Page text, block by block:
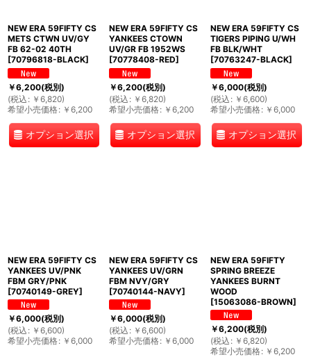
NEW ERA 59FIFTY CS
METS CTWN UV/GY
FB 62-02 40TH
[70796818-BLACK]
￥6,200(税別)
(税込 : ￥ 6,820)
希望小売価格: ￥ 6,200
オプション選択
NEW ERA 59FIFTY CS
YANKEES CTOWN
UV/GR FB 1952WS
[70778408-RED]
￥6,200(税別)
(税込 : ￥ 6,820)
希望小売価格: ￥ 6,200
オプション選択
NEW ERA 59FIFTY CS
TIGERS PIPING U/WH
FB BLK/WHT
[70763247-BLACK]
￥6,000(税別)
(税込 : ￥ 6,600)
希望小売価格: ￥ 6,000
オプション選択
NEW ERA 59FIFTY CS
YANKEES UV/PNK
FBM GRY/PNK
[70740149-GREY]
￥6,000(税別)
(税込 : ￥ 6,600)
希望小売価格: ￥ 6,000
NEW ERA 59FIFTY CS
YANKEES UV/GRN
FBM NVY/GRY
[70740144-NAVY]
￥6,000(税別)
(税込 : ￥ 6,600)
希望小売価格: ￥ 6,000
NEW ERA 59FIFTY
SPRING BREEZE
YANKEES BURNT
WOOD
[15063086-BROWN]
￥6,200(税別)
(税込 : ￥ 6,820)
希望小売価格: ￥ 6,200